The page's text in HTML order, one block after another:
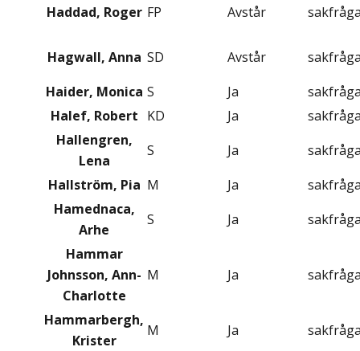
Haddad, Roger FP Avstår
Hagwall, Anna SD Avstår
Haider, Monica S Ja
Halef, Robert KD Ja
Hallengren,
Lena
S Ja
Hallström, Pia M Ja
Hamednaca,
Arhe
S Ja
Hammar
Johnsson, Ann-
Charlotte
M Ja
Hammarbergh,
Krister
M Ja